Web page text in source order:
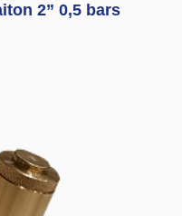
2” 0,5 bars